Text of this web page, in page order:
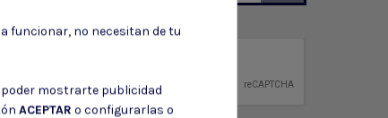
funcionar, no necesitan de tu
mostrarte publicidad
ACEPTAR o configurarlas o